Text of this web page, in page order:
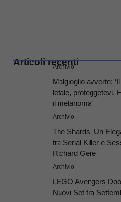
Articoli recenti
Archivio
Malgioglio avverte:
letale, proteggetevi.
il melanoma’
Archivio
The Shards: Un
tra Serial Killer e
Richard Gere
Archivio
LEGO Avengers
Nuovi Set tra